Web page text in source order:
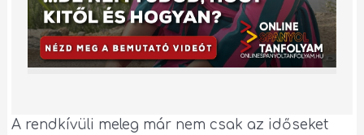
A rendkívüli meleg már nem csak az időseket